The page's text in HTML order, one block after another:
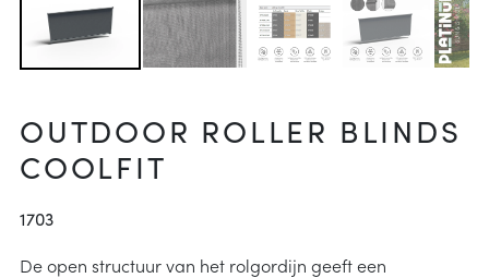
onderhoud
kiezen
OUTDOOR ROLLER BLINDS
COOLFIT
1703
De open structuur van het rolgordijn geeft een